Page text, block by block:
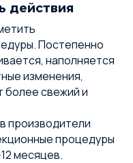
действия
Постепенно
наполняется
изменения,
более свежий и
производители
процедуры
месяцев.